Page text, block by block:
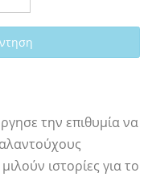
την επιθυμία να
ιστορίες για το